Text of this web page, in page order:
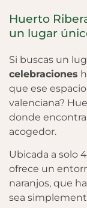
Huerto
un lugar
Si buscas un
celebraciones
que ese
valenciana?
donde
acogedor.
Ubicada a solo
ofrece un
naranjos, que
sea